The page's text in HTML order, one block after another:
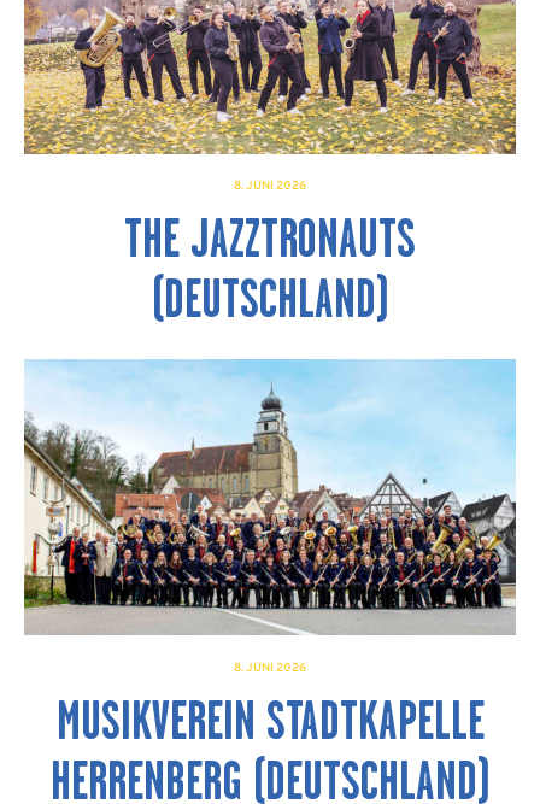
8. JUNI 2026
THE JAZZTRONAUTS
(DEUTSCHLAND)
8. JUNI 2026
MUSIKVEREIN STADTKAPELLE
HERRENBERG (DEUTSCHLAND)